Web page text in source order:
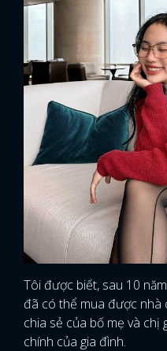
FACEBOOK
Tôi được biết, sau 10
đã có thể mua được nhà
chia sẻ của bố mẹ và chị
chính của gia đình.